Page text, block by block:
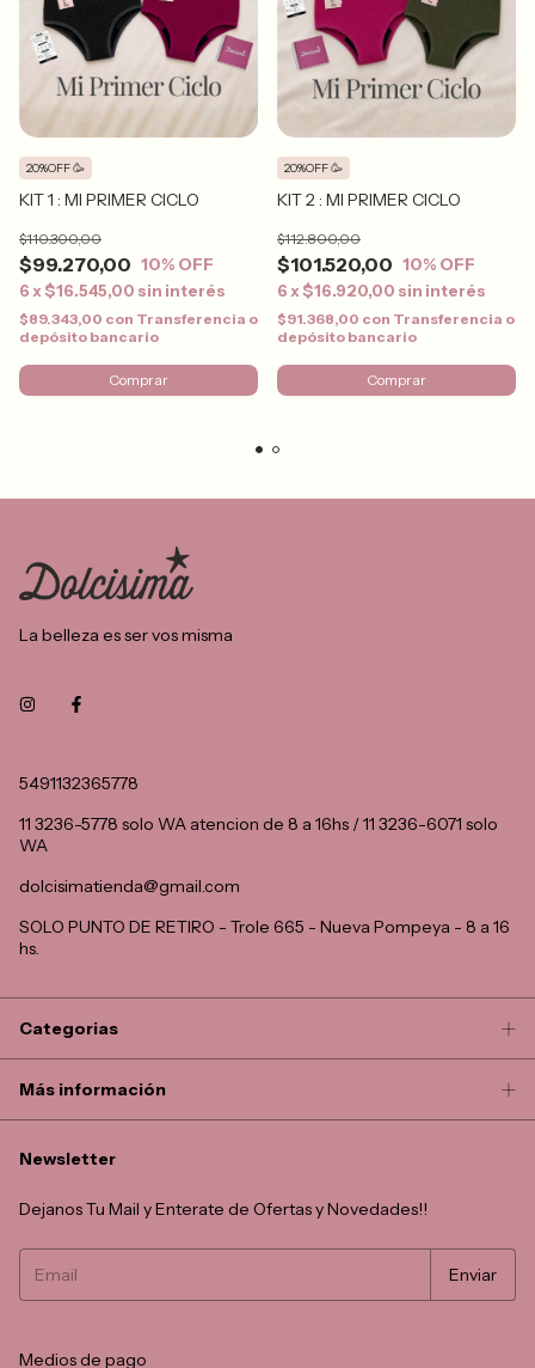
KIT 1 : MI PRIMER CICLO
$99.270,00
$110.300,00
10% OFF
6x$16.545,00 sin interés
20%OFF 🥳
$89.343,00 con Transferencia o
depósito bancario
Comprar
KIT 2 : MI PRIMER CICLO
$101.520,00
$112.800,00
10% OFF
6x$16.920,00 sin interés
20%OFF 🥳
$91.368,00 con Transferencia o
depósito bancario
Comprar
La belleza es ser vos misma
5491132365778
11 3236-5778 solo WA atencion de 8 a 16hs / 11 3236-6071 solo
WA
dolcisimatienda@gmail.com
SOLO PUNTO DE RETIRO - Trole 665 - Nueva Pompeya - 8 a 16
hs.
Categorias
Más información
Newsletter
Dejanos Tu Mail y Enterate de Ofertas y Novedades!!
Medios de pago